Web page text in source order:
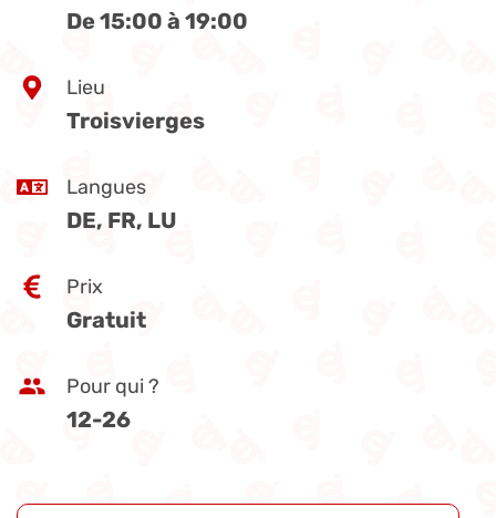
De 15:00 à 19:00
Lieu
Troisvierges
Langues
DE, FR, LU
Prix
Gratuit
Pour qui ?
12-26